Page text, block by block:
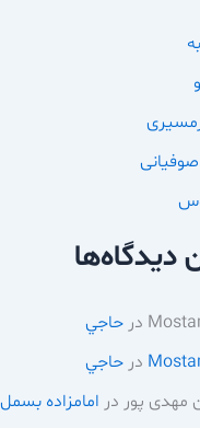
دیدگاه‌ها
در حاجي
در حاجي
مهدی پور در امامزاده بسمل